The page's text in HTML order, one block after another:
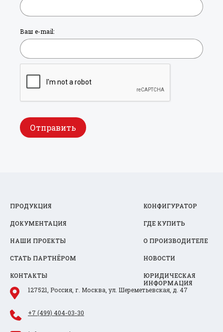
Ваш e-mail:
Отправить
ПРОДУКЦИЯ КОНФИГУРАТОР
ДОКУМЕНТАЦИЯ ГДЕ КУПИТЬ
НАШИ ПРОЕКТЫ О ПРОИЗВОДИТЕЛЕ
СТАТЬ ПАРТНЁРОМ НОВОСТИ
КОНТАКТЫ
ЮРИДИЧЕСКАЯ
ИНФОРМАЦИЯ
127521, Россия, г. Москва, ул. Шереметьевская, д. 47
+7 (499) 404-03-30